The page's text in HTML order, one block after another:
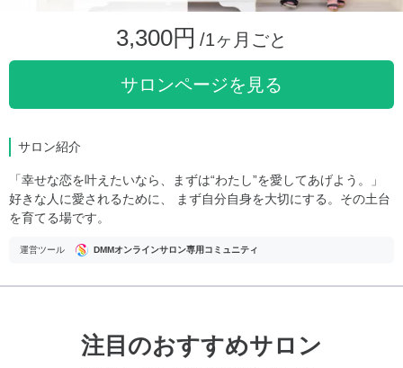
3,300円 /1ヶ月ごと
サロンページを見る
サロン紹介
「幸せな恋を叶えたいなら、まずは“わたし”を愛してあげよう。」
好きな人に愛されるために、 まず自分自身を大切にする。その土台
を育てる場です。
運営ツール DMMオンラインサロン専用コミュニティ
注目のおすすめサロン